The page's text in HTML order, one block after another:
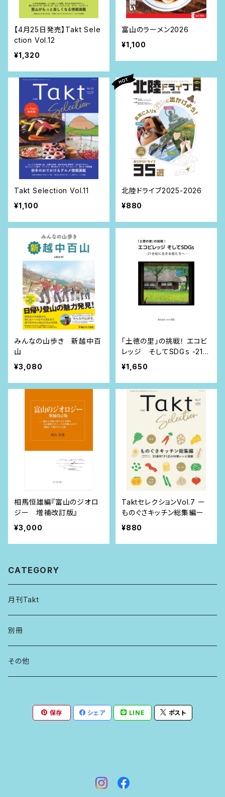
【4月25日発売】Takt Sele
ction Vol.12
¥1,320
富山のラーメン2026
¥1,100
Takt Selection Vol.11
¥1,100
北陸ドライブ2025-2026
¥880
みんなの山歩き 新越中百
山
¥3,080
「土徳の里」の挑戦！ エコビ
レッジ そしてSDGｓ -21世
紀に生きる君たちへー
¥1,650
相馬恒雄編『富山のジオロ
ジー 増補改訂版』
¥3,000
TaktセレクションVol.7 ー
ものぐさキッチン総集編ー
¥880
CATEGORY
月刊Takt
別冊
その他
保存 シェア LINE ポスト